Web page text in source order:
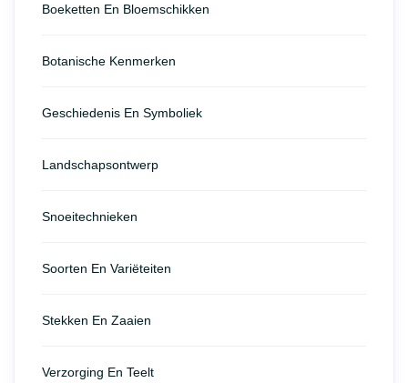
Boeketten En Bloemschikken
Botanische Kenmerken
Geschiedenis En Symboliek
Landschapsontwerp
Snoeitechnieken
Soorten En Variëteiten
Stekken En Zaaien
Verzorging En Teelt